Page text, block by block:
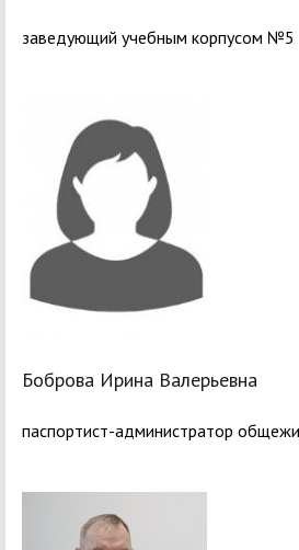
заведующий учебным корпусом №5
Боброва Ирина Валерьевна
паспортист-администратор